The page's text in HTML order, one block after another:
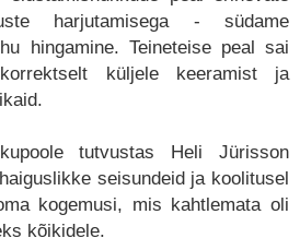
harjutamisega - südame
hingamine. Teineteise peal sai
küljele keeramist ja
tutvustas Heli Jürisson
seisundeid ja koolitusel
kogemusi, mis kahtlemata oli
kõikidele.